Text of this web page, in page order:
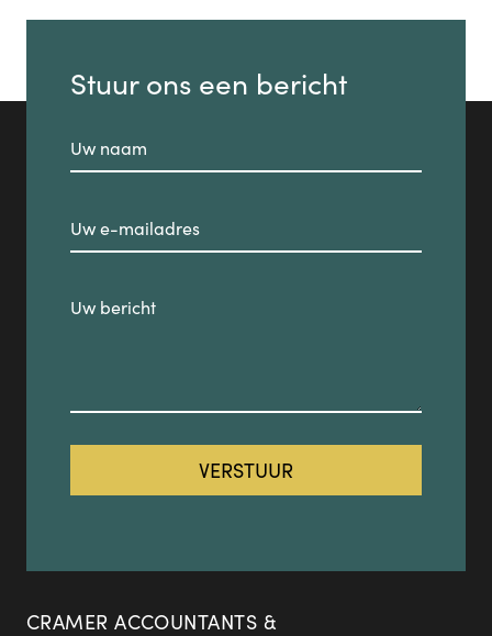
Stuur ons een bericht
CRAMER ACCOUNTANTS &